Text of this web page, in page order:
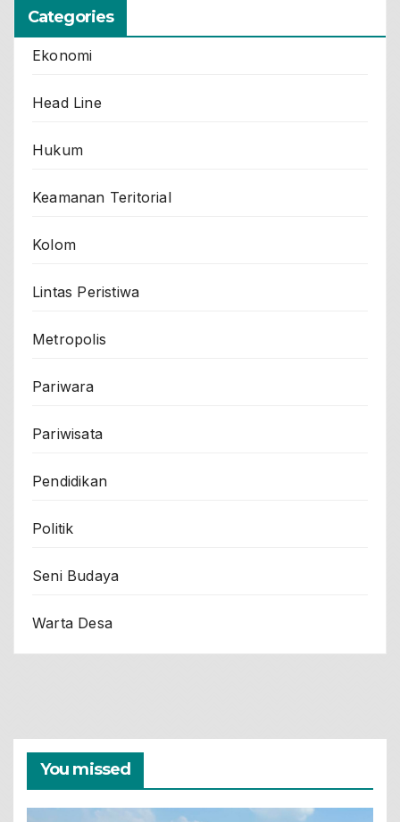
Categories
Ekonomi
Head Line
Hukum
Keamanan Teritorial
Kolom
Lintas Peristiwa
Metropolis
Pariwara
Pariwisata
Pendidikan
Politik
Seni Budaya
Warta Desa
You missed